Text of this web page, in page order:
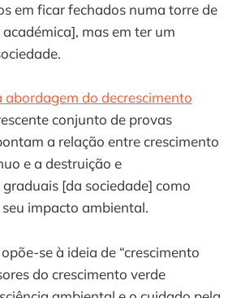
em ficar fechados numa torre de
mas em ter um
abordagem do decrescimento
conjunto de provas
a relação entre crescimento
e a destruição e
[da sociedade] como
impacto ambiental.
se à ideia de “crescimento
do crescimento verde